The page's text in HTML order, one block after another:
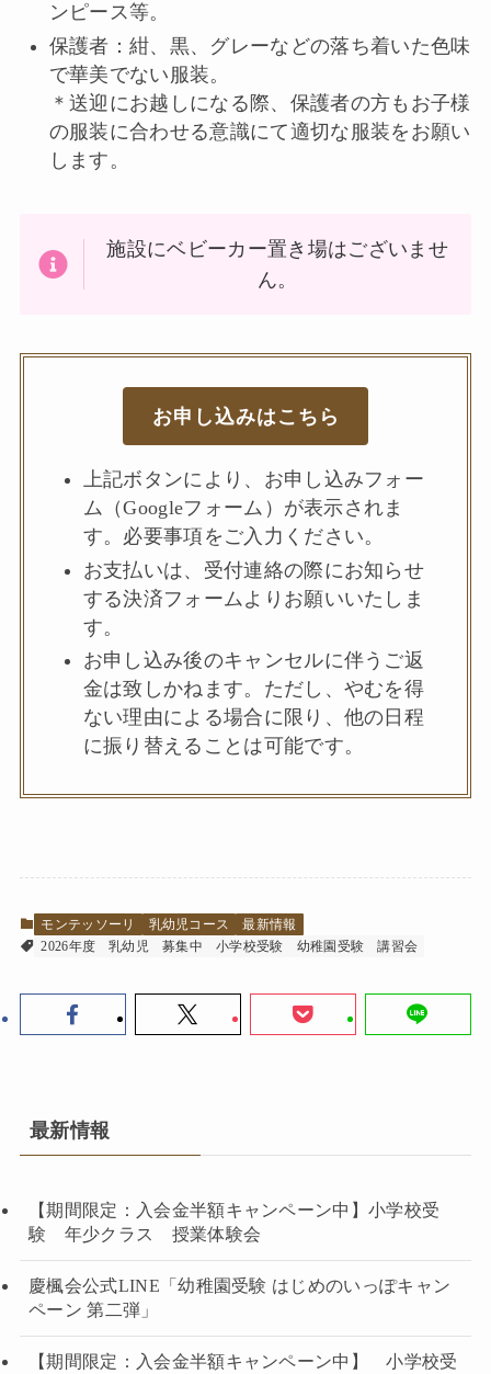
ンピース等。
保護者：紺、黒、グレーなどの落ち着いた色味
で華美でない服装。
＊送迎にお越しになる際、保護者の方もお子様
の服装に合わせる意識にて適切な服装をお願い
します。
施設にベビーカー置き場はございませ
ん。
お申し込みはこちら
上記ボタンにより、お申し込みフォー
ム（Googleフォーム）が表示されま
す。必要事項をご入力ください。
お支払いは、受付連絡の際にお知らせ
する決済フォームよりお願いいたしま
す。
お申し込み後のキャンセルに伴うご返
金は致しかねます。ただし、やむを得
ない理由による場合に限り、他の日程
に振り替えることは可能です。
モンテッソーリ 乳幼児コース
最新情報
2026年度
乳幼児 募集中 小学校受験 幼稚園受験 講習会
最新情報
【期間限定：入会金半額キャンペーン中】小学校受
験 年少クラス 授業体験会
慶楓会公式LINE「幼稚園受験 はじめのいっぽキャン
ペーン 第二弾」
【期間限定：入会金半額キャンペーン中】 小学校受